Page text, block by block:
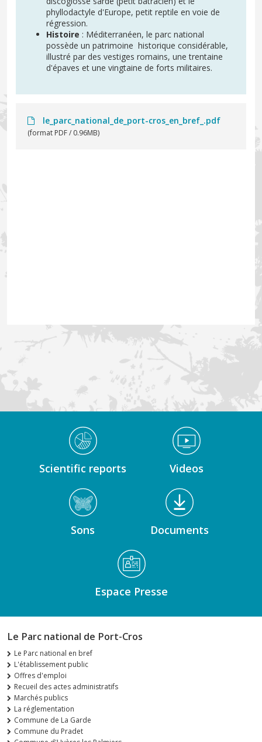
phyllodactyle d'Europe, petit reptile en voie de
régression.
Histoire : Méditerranéen, le parc national
possède un patrimoine historique considérable,
illustré par des vestiges romains, une trentaine
d'épaves et une vingtaine de forts militaires.
le_parc_national_de_port-cros_en_bref_.pdf
(format PDF / 0.96MB)
Médiathèque Footer
Scientific reports Videos
Sons Documents
Espace Presse
Le Parc national de Port-Cros
Le Parc national en bref
L'établissement public
Offres d'emploi
Recueil des actes administratifs
Marchés publics
La réglementation
Commune de La Garde
Commune du Pradet